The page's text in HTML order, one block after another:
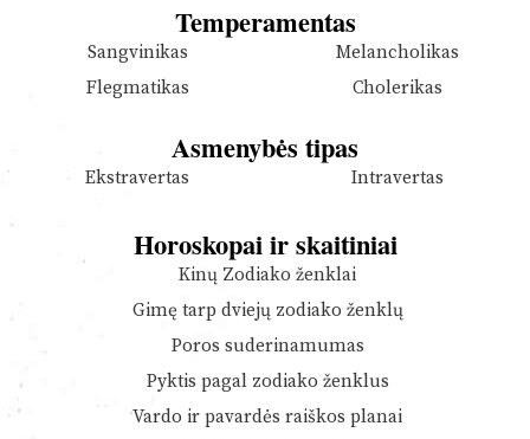
Temperamentas
Sangvinikas
Melancholikas
Flegmatikas
Cholerikas
Asmenybės tipas
Ekstravertas Intravertas
Horoskopai ir skaitiniai
Kinų Zodiako ženklai
Gimę tarp dviejų zodiako ženklų
Poros suderinamumas
Pyktis pagal zodiako ženklus
Vardo ir pavardės raiškos planai